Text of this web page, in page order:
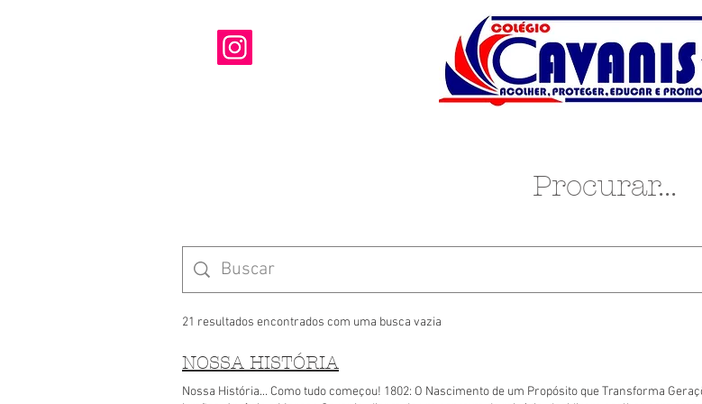
Procurar...
21 resultados encontrados com uma busca vazia
NOSSA HISTÓRIA
Nossa História... Como tudo começou! 1802: O Nascimento de um Propósito que Transforma